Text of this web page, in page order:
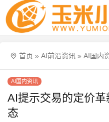
首页 » AI前沿资讯 » AI国内
AI国内资讯
AI提示交易的定价
态